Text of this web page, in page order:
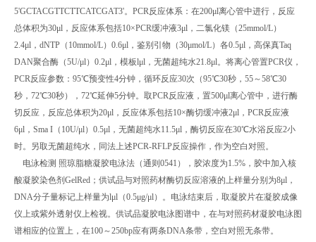
5'GCTACGTTCTTCATCGAT3'。PCR反应体系：在200μl离心管中进行，反应
总体积为30μl，反应体系包括10×PCR缓冲液3μl，二氯化镁（25mmol/L）
2.4μl，dNTP（10mmol/L）0.6μl，鉴别引物（30μmol/L）各0.5μl，高保真Taq
DAN聚合酶（5U/μl）0.2μl，模板lμl，无菌超纯水21.8μl。将离心管置PCR仪，
PCR反应参数：95℃预变性4分钟，循环反应30次（95℃30秒，55～58℃30
秒，72℃30秒），72℃延伸5分钟。取PCR反应液，置500μl离心管中，进行酶
切反应，反应总体积为20μl，反应体系包括10×酶切缓冲液2μl，PCR反应液
6μl，Sma I（10U/μl）0.5μl，无菌超纯水11.5μl，酶切反应在30℃水浴反应2小
时。另取无菌超纯水，同法上述PCR-RFLP反应操作，作为空白对照。
电泳检测 照琼脂糖凝胶电泳法（通则0541），胶浓度为1.5%，胶中加入核
酸凝胶染色剂GelRed；供试品与对照药材酶切反应溶液的上样量分别为8μl，
DNA分子量标记上样量为lμl（0.5μg/μl）。电泳结束后，取凝胶片在凝胶成像
仪上或紫外透射仪上检视。供试品凝胶电泳图谱中，在与对照药材凝胶电泳图
谱相应的位置上，在100～250bp应有两条DNA条带，空白对照无条带。